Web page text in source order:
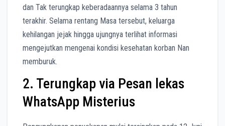
dan Tak terungkap keberadaannya selama 3 tahun
terakhir. Selama rentang Masa tersebut, keluarga
kehilangan jejak hingga ujungnya terlihat informasi
mengejutkan mengenai kondisi kesehatan korban Nan
memburuk.
2. Terungkap via Pesan lekas
WhatsApp Misterius